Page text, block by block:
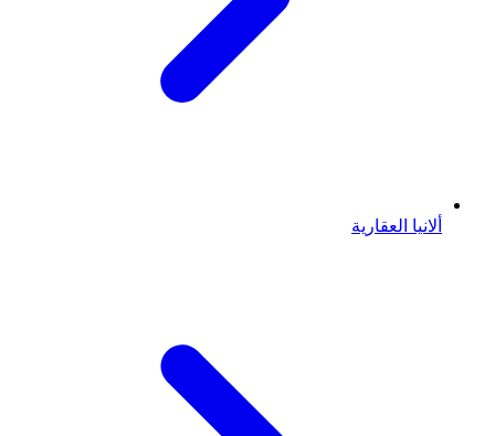
ألانيا العقارية